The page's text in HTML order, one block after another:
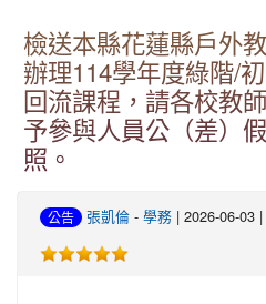
檢送本縣花蓮縣戶外
辦理114學年度綠階/
回流課程，請各校教
予參與人員公（差）
照。
公告 張凱倫 - 學務 | 2026-06-03